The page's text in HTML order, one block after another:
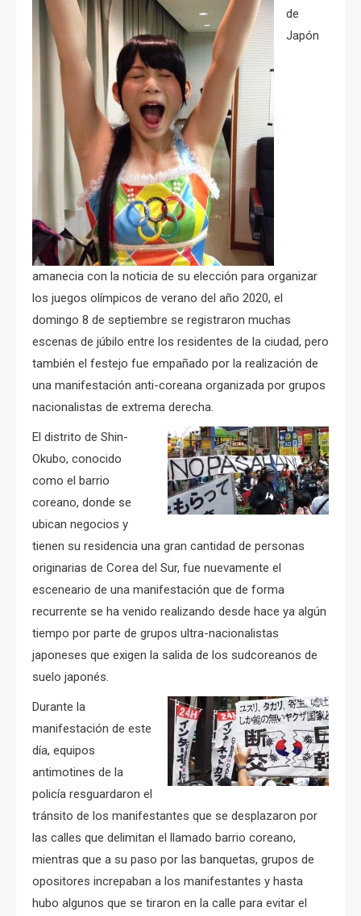
de
Japón
amanecia con la noticia de su elección para organizar
los juegos olímpicos de verano del año 2020, el
domingo 8 de septiembre se registraron muchas
escenas de júbilo entre los residentes de la ciudad, pero
también el festejo fue empañado por la realización de
una manifestación anti-coreana organizada por grupos
nacionalistas de extrema derecha.
El distrito de Shin-
Okubo, conocido
como el barrio
coreano, donde se
ubican negocios y
tienen su residencia una gran cantidad de personas
originarias de Corea del Sur, fue nuevamente el
esceneario de una manifestación que de forma
recurrente se ha venido realizando desde hace ya algún
tiempo por parte de grupos ultra-nacionalistas
japoneses que exigen la salida de los sudcoreanos de
suelo japonés.
Durante la
manifestación de este
día, equipos
antimotines de la
policía resguardaron el
tránsito de los manifestantes que se desplazaron por
las calles que delimitan el llamado barrio coreano,
mientras que a su paso por las banquetas, grupos de
opositores increpaban a los manifestantes y hasta
hubo algunos que se tiraron en la calle para evitar el